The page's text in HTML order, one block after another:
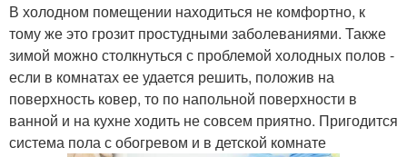
В холодном помещении находиться не комфортно, к
тому же это грозит простудными заболеваниями. Также
зимой можно столкнуться с проблемой холодных полов -
если в комнатах ее удается решить, положив на
поверхность ковер, то по напольной поверхности в
ванной и на кухне ходить не совсем приятно. Пригодится
система пола с обогревом и в детской комнате